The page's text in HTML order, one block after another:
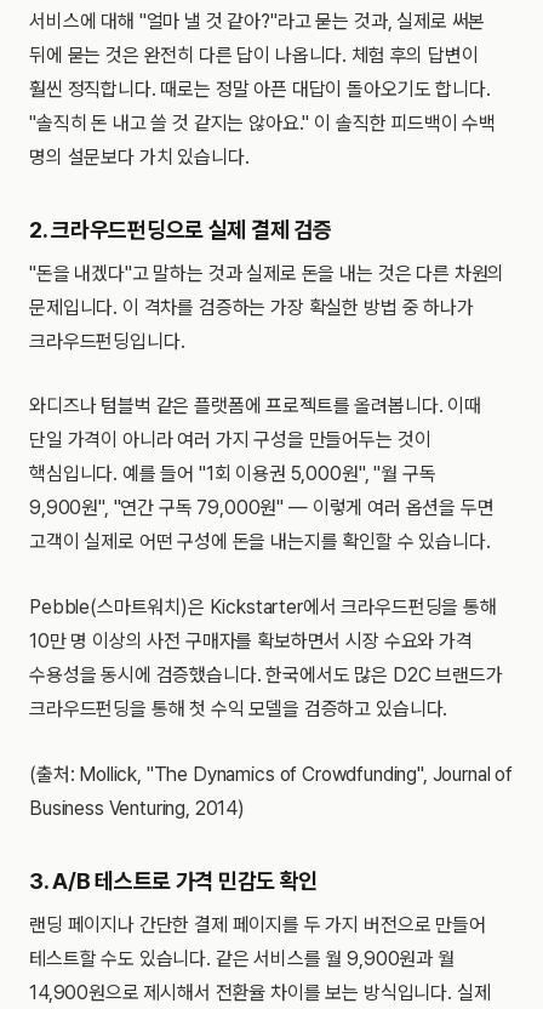
서비스에 대해 "얼마 낼 것 같아?"라고 묻는 것과, 실제로 써본
뒤에 묻는 것은 완전히 다른 답이 나옵니다. 체험 후의 답변이
훨씬 정직합니다. 때로는 정말 아픈 대답이 돌아오기도 합니다.
"솔직히 돈 내고 쓸 것 같지는 않아요." 이 솔직한 피드백이 수백
명의 설문보다 가치 있습니다.
2. 크라우드펀딩으로 실제 결제 검증
"돈을 내겠다"고 말하는 것과 실제로 돈을 내는 것은 다른 차원의
문제입니다. 이 격차를 검증하는 가장 확실한 방법 중 하나가
크라우드펀딩입니다.
와디즈나 텀블벅 같은 플랫폼에 프로젝트를 올려봅니다. 이때
단일 가격이 아니라 여러 가지 구성을 만들어두는 것이
핵심입니다. 예를 들어 "1회 이용권 5,000원", "월 구독
9,900원", "연간 구독 79,000원" — 이렇게 여러 옵션을 두면
고객이 실제로 어떤 구성에 돈을 내는지를 확인할 수 있습니다.
Pebble(스마트워치)은 Kickstarter에서 크라우드펀딩을 통해
10만 명 이상의 사전 구매자를 확보하면서 시장 수요와 가격
수용성을 동시에 검증했습니다. 한국에서도 많은 D2C 브랜드가
크라우드펀딩을 통해 첫 수익 모델을 검증하고 있습니다.
(출처: Mollick, "The Dynamics of Crowdfunding", Journal of
Business Venturing, 2014)
3. A/B 테스트로 가격 민감도 확인
랜딩 페이지나 간단한 결제 페이지를 두 가지 버전으로 만들어
테스트할 수도 있습니다. 같은 서비스를 월 9,900원과 월
14,900원으로 제시해서 전환율 차이를 보는 방식입니다. 실제